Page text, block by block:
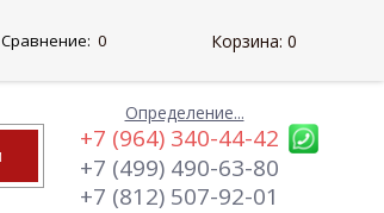
Определение...
+7 (964) 340-44-42
+7 (499) 490-63-80
+7 (812) 507-92-01
Сравнение: 0 Корзина: 0